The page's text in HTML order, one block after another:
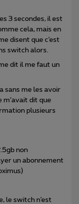
3 secondes, il est
cela, mais en
disent que c’est
switch alors.
dit il me faut un
sans me les avoir
m’avait dit que
plusieurs
non
un abonnement
le switch n’est